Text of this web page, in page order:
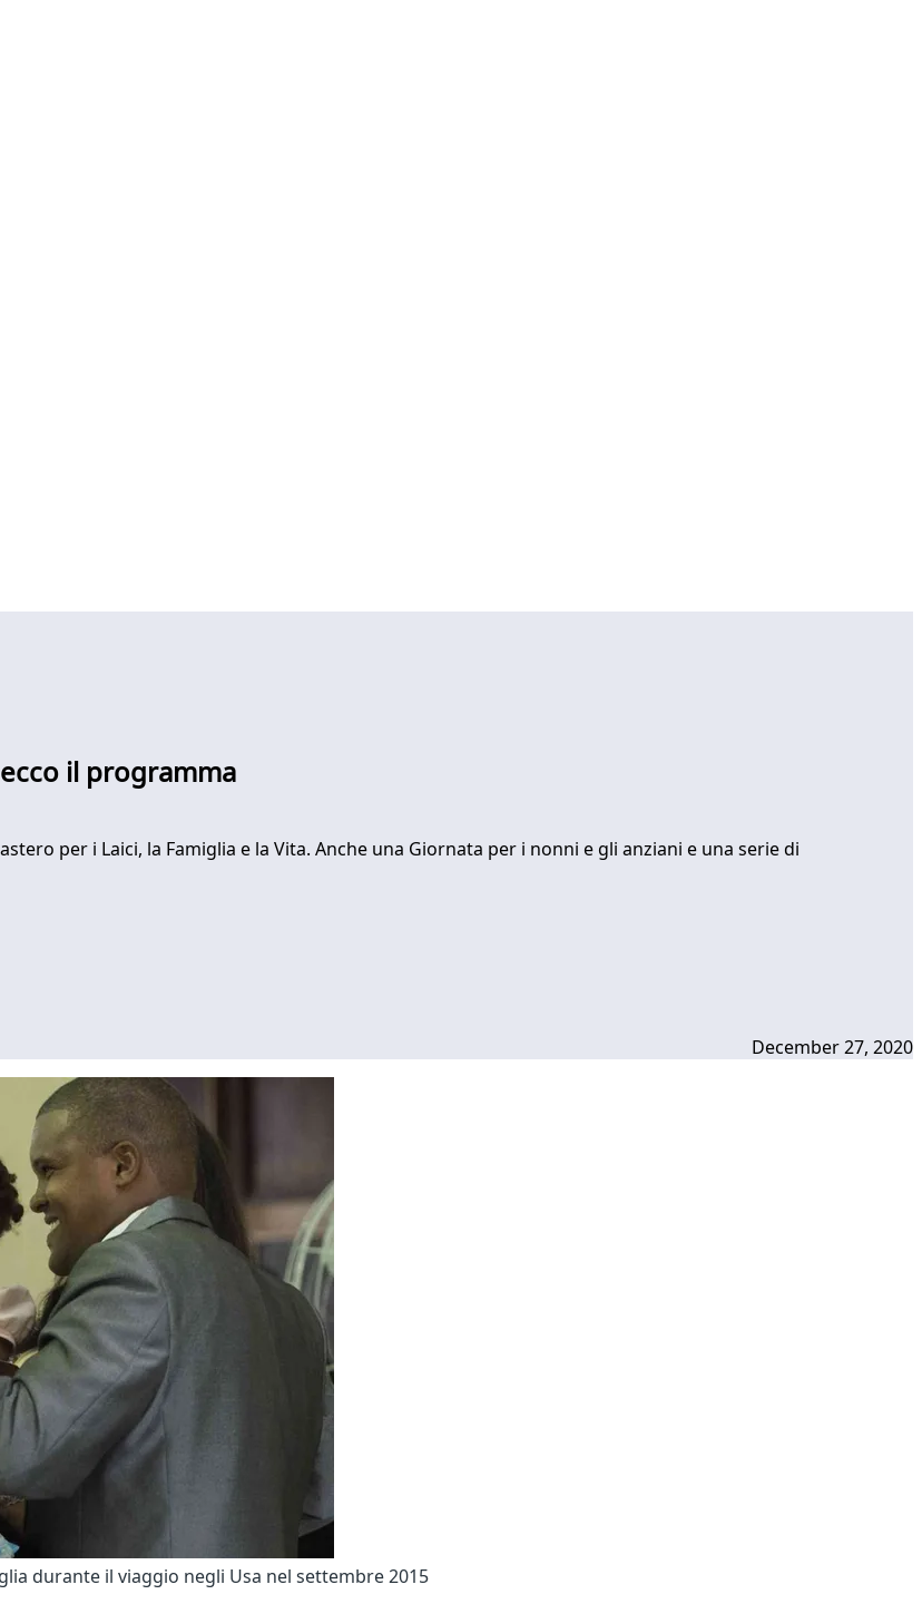
il programma
per i Laici, la Famiglia e la Vita. Anche una Giornata per i nonni e gli anziani e una serie di
December 27, 2020
durante il viaggio negli Usa nel settembre 2015